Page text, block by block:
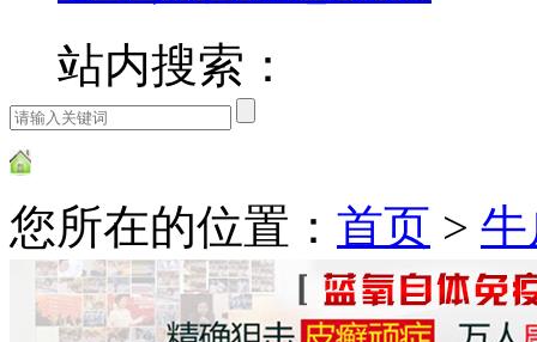
站内搜索：
您所在的位置： 首页 >